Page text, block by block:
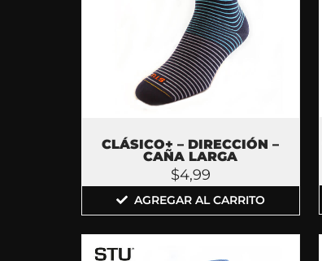
CLÁSICO+ – DIRECCIÓN –
CAÑA LARGA
$4,99
AGREGAR AL CARRITO